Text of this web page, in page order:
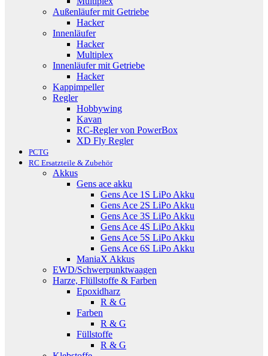
Außenläufer mit Getriebe
Hacker
Innenläufer
Hacker
Multiplex
Innenläufer mit Getriebe
Hacker
Kappimpeller
Regler
Hobbywing
Kavan
RC-Regler von PowerBox
XD Fly Regler
PCTG
RC Ersatzteile & Zubehör
Akkus
Gens ace akku
Gens Ace 1S LiPo Akku
Gens Ace 2S LiPo Akku
Gens Ace 3S LiPo Akku
Gens Ace 4S LiPo Akku
Gens Ace 5S LiPo Akku
Gens Ace 6S LiPo Akku
ManiaX Akkus
EWD/Schwerpunktwaagen
Harze, Flüllstoffe & Farben
Epoxidharz
R & G
Farben
R & G
Füllstoffe
R & G